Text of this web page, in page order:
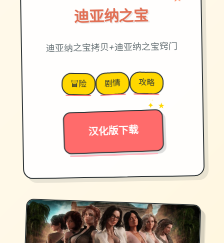
迪亚纳之宝
迪亚纳之宝拷贝+迪亚纳之宝窍门
冒险 剧情 攻略
汉化版下载
→
✦ ★